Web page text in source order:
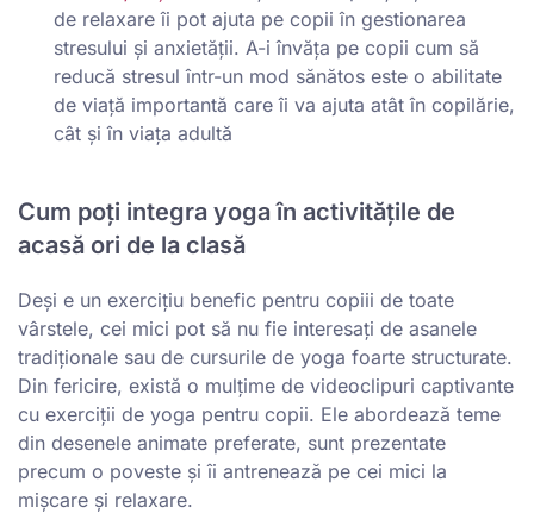
de relaxare îi pot ajuta pe copii în gestionarea
stresului și anxietății. A-i învăța pe copii cum să
reducă stresul într-un mod sănătos este o abilitate
de viață importantă care îi va ajuta atât în copilărie,
cât și în viața adultă
Cum poți integra yoga în activitățile de
acasă ori de la clasă
Deși e un exercițiu benefic pentru copiii de toate
vârstele, cei mici pot să nu fie interesați de asanele
tradiționale sau de cursurile de yoga foarte structurate.
Din fericire, există o mulțime de videoclipuri captivante
cu exerciții de yoga pentru copii. Ele abordează teme
din desenele animate preferate, sunt prezentate
precum o poveste și îi antrenează pe cei mici la
mișcare și relaxare.